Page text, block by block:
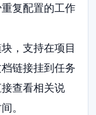
复配置的工作
，支持在项目
链接挂到任务
查看相关说
。